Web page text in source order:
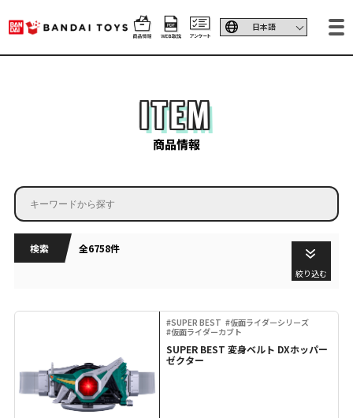
ITEM
商品情報
検索 全6758件
絞り込む
#SUPER BEST #仮面ライダーシリーズ
#仮面ライダーカブト
SUPER BEST 変身ベルト DXホッパー
ゼクター